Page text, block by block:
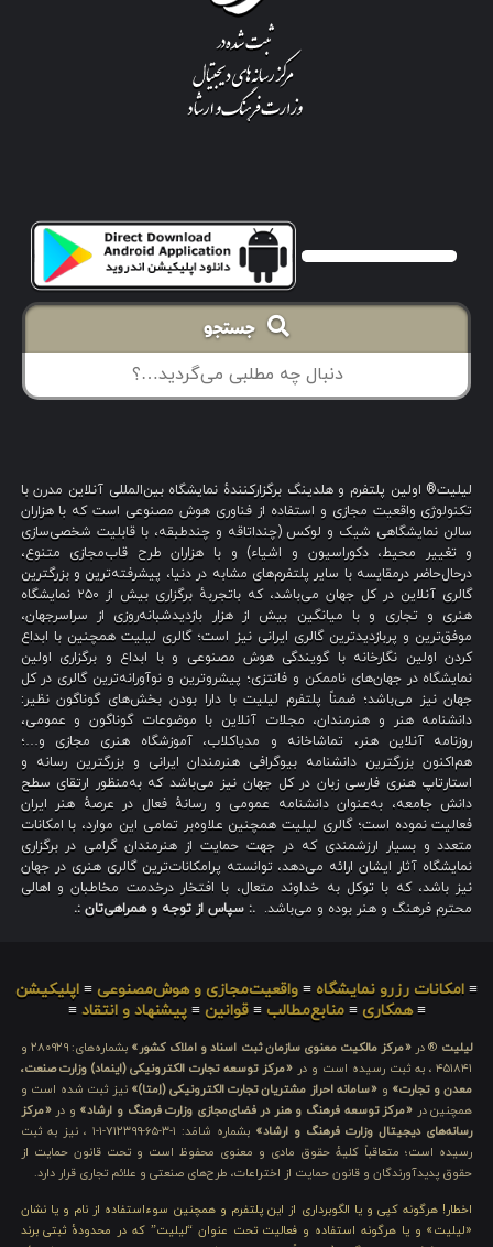
جستجو
لیلیت® اولین پلتفرم و هلدینگ برگزارکنندهٔ نمایشگاه بین‌المللی آنلاین مدرن با
تکنولوژی واقعیت مجازی و استفاده از فناوری هوش مصنوعی است که با هزاران
سالن نمایشگاهی شیک و لوکس (چنداتاقه و چندطبقه، با قابلیت شخصی‌سازی
و تغییر محیط، دکوراسیون و اشیاء) و با هزاران طرح قاب‌مجازی متنوع،
درحال‌حاضر درمقایسه با سایر پلتفرم‌های مشابه در دنیا، پیشرفته‌ترین و بزرگترین
گالری آنلاین در کل جهان می‌باشد، که باتجربهٔ برگزاری بیش از ۲۵۰ نمایشگاه
هنری و تجاری و با میانگین بیش از هزار بازدیدشبانه‌روزی از سراسرجهان،
موفق‌ترین و پربازدیدترین گالری ایرانی نیز است؛ گالری لیلیت همچنین با ابداع
کردن اولین نگارخانه با گویندگی هوش مصنوعی و با ابداع و برگزاری اولین
نمایشگاه در جهان‌های ناممکن و فانتزی؛ پیشروترین و نوآورانه‌ترین گالری در کل
جهان نیز می‌باشد؛ ضمناً پلتفرم لیلیت با دارا بودن بخش‌های گوناگون نظیر:
دانشنامه هنر و هنرمندان، مجلات آنلاین با موضوعات گوناگون و عمومی،
روزنامه آنلاین هنر، تماشاخانه و مدیاکلاب، آموزشگاه هنری مجازی و…؛
هم‌اکنون بزرگترین دانشنامه بیوگرافی هنرمندان ایرانی و بزرگترین رسانه و
استارتاپ هنری فارسی زبان در کل جهان نیز می‌باشد که به‌منظور ارتقای سطح
دانش جامعه، به‌عنوان دانشنامه عمومی و رسانهٔ فعال در عرصهٔ هنر ایران
فعالیت نموده است؛ گالری لیلیت همچنین علاوه‌بر تمامی این موارد، با امکانات
متعدد و بسیار ارزشمندی که در جهت حمایت از هنرمندان گرامی در برگزاری
نمایشگاه آثار ایشان ارائه می‌دهد، توانسته پرامکانات‌ترین گالری هنری در جهان
نیز باشد، که با توکل به خداوند متعال، با افتخار درخدمت مخاطبان و اهالی
محترم فرهنگ و هنر بوده و می‌باشد. .: سپاس از توجه و همراهی‌تان :.
≡ امکانات رزرو نمایشگاه ≡ واقعیت‌مجازی و هوش‌مصنوعی ≡ اپلیکیشن
≡همکاری ≡منابع‌مطالب ≡قوانین ≡پیشنهاد و انتقاد ≡
لیلیت ® در «مرکز مالکیت معنوی سازمان ثبت اسناد و املاک کشور»
بشماره‌های: ۲۸۰۹۲۹ و
۴۵۱۸۴۱ ، به ثبت رسیده است و در
«مرکز توسعه تجارت الکترونیکی (اینماد) وزارت صنعت،
معدن و تجارت» و «سامانه احراز مشتریان تجارت الکترونیکی (اِمتا)» نیز ثبت شده است و
همچنین در «مرکز توسعه فرهنگ و هنر در فضای‌مجازی وزارت فرهنگ و ارشاد» و در«مرکز
رسانه‌های دیجیتال وزارت فرهنگ و ارشاد»
بشماره شامَد: ۱-۳-۶۵-۷۱۲۳۹۹-۱-۱ ، نیز به ثبت
رسیده است؛ متعاقباً کلیهٔ حقوق مادی و معنوی محفوظ است و تحت قانون حمایت از
حقوق پدیدآورندگان و قانون حمایت از اختراعات، طرح‌های صنعتی و علائم تجاری قرار دارد.
اخطار! هرگونه کپی و یا الگوبرداری از این پلتفرم و همچنین سوءاستفاده از نام و یا نشان
«لیلیت» و یا هرگونه استفاده و فعالیت تحت عنوان “لیلیت” که در محدودهٔ ثبتی برند